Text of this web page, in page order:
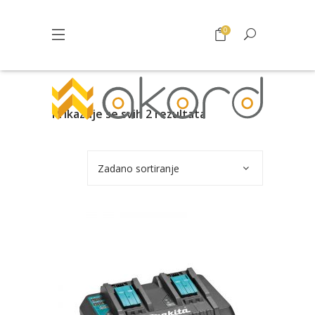
0
Prikazuje se svih 2 rezultata
Zadano sortiranje